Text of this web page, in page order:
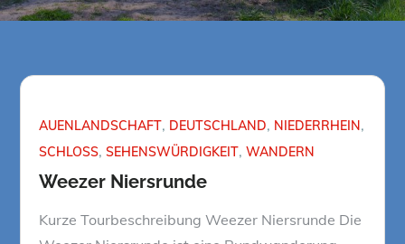
AUENLANDSCHAFT DEUTSCHLAND NIEDERRHEIN
SCHLOSS SEHENSWÜRDIGKEIT WANDERN
Weezer Niersrunde
Kurze Tourbeschreibung Weezer Niersrunde Die